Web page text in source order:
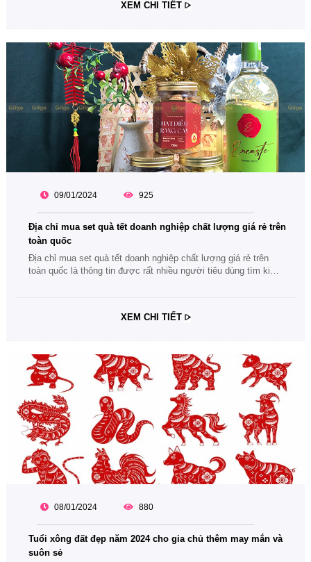
XEM CHI TIẾT
09/01/2024 925
Địa chỉ mua set quà tết doanh nghiệp chất lượng giá rẻ trên
toàn quốc
Địa chỉ mua set quà tết doanh nghiệp chất lượng giá rẻ trên
toàn quốc là thông tin được rất nhiều người tiêu dùng tìm kiếm
XEM CHI TIẾT
08/01/2024 880
Tuổi xông đất đẹp năm 2024 cho gia chủ thêm may mắn và
suôn sẻ